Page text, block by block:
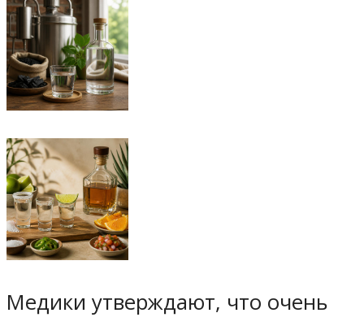
Медики утверждают, что очень